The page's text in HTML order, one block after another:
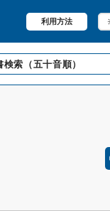
利用方法
検索 （五十音順）